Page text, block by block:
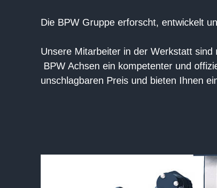
Die BPW Gruppe erforscht, entwickelt
Unsere Mitarbeiter in der Werkstatt
BPW Achsen ein kompetenter und
unschlagbaren Preis und bieten Ihnen